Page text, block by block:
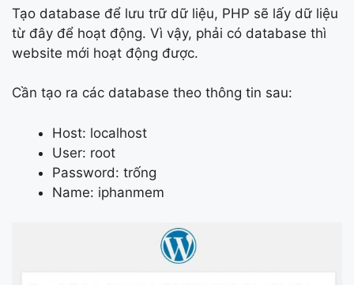
Tạo database để lưu trữ dữ liệu, PHP sẽ lấy dữ liệu
từ đây để hoạt động. Vì vậy, phải có database thì
website mới hoạt động được.
Cần tạo ra các database theo thông tin sau:
Host: localhost
User: root
Password: trống
Name: iphanmem